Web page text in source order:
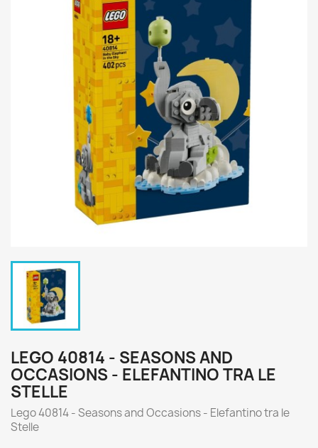
LEGO 40814 - SEASONS AND
OCCASIONS - ELEFANTINO TRA LE
STELLE
Lego 40814 - Seasons and Occasions - Elefantino tra le
Stelle